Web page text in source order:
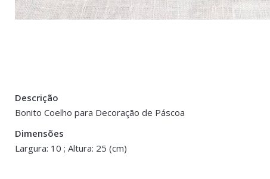
Descrição
Bonito Coelho para Decoração de Páscoa
Dimensões
Largura: 10 ; Altura: 25 (cm)
Dimensões
There are no reviews yet.
Be the first to review “Coelho Decorativo com
You must be <a href="https://www.homeart.pt/minha-conta/